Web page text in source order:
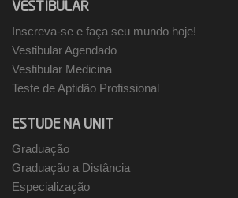
VESTIBULAR
Inscreva-se e faça seu mundo hoje!
Vestibular Agendado
Vestibular Medicina
Teste de Aptidão Profissional
ESTUDE NA UNIT
Graduação
Graduação a Distância
Especialização